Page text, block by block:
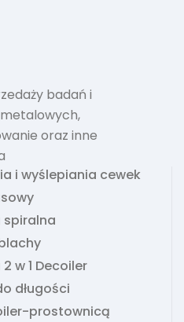
badań i
oraz inne
i wyślepiania cewek
spiralna
w 1 Decoiler
długości
prostownicą